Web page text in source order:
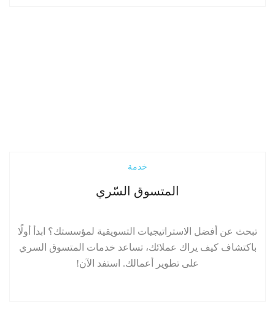
إقرأ المزيد
خدمة
المتسوق السّري
تبحث عن أفضل الاستراتيجيات التسويقية لمؤسستك؟ ابدأ أولًا
باكتشاف كيف يراك عملائك، تساعد خدمات المتسوق السري
على تطوير أعمالك. استفد الآن!